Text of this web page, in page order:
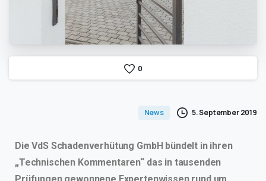
0
News 5. September 2019
Die VdS Schadenverhütung GmbH bündelt in ihren
„Technischen Kommentaren“ das in tausenden